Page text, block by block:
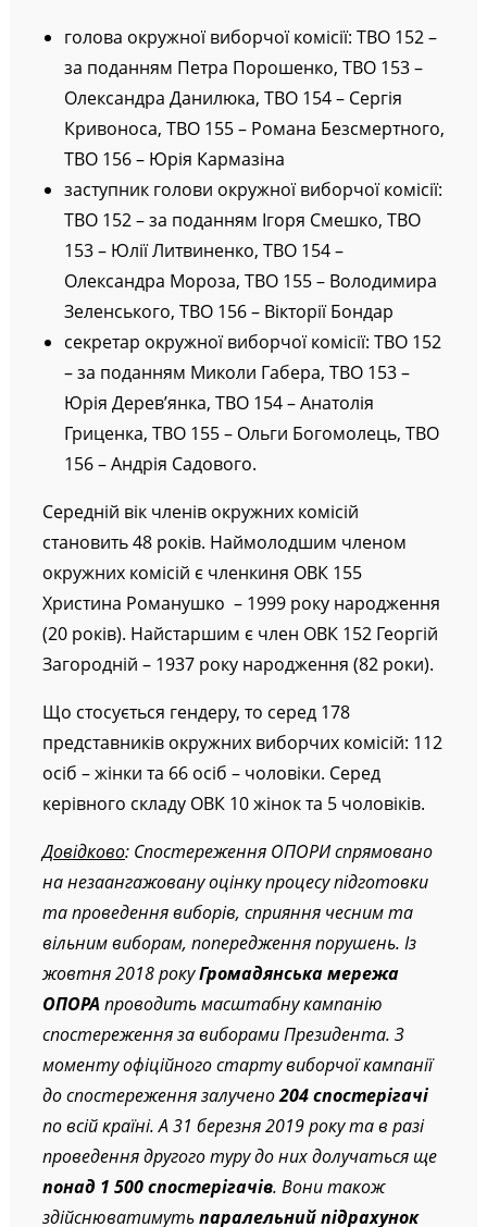
голова окружної виборчої комісії: ТВО 152 –
за поданням Петра Порошенко, ТВО 153 –
Олександра Данилюка, ТВО 154 – Сергія
Кривоноса, ТВО 155 – Романа Безсмертного,
ТВО 156 – Юрія Кармазіна
заступник голови окружної виборчої комісії:
ТВО 152 – за поданням Ігоря Смешко, ТВО
153 – Юлії Литвиненко, ТВО 154 –
Олександра Мороза, ТВО 155 – Володимира
Зеленського, ТВО 156 – Вікторії Бондар
секретар окружної виборчої комісії: ТВО 152
– за поданням Миколи Габера, ТВО 153 –
Юрія Дерев’янка, ТВО 154 – Анатолія
Гриценка, ТВО 155 – Ольги Богомолець, ТВО
156 – Андрія Садового.
Середній вік членів окружних комісій
становить 48 років. Наймолодшим членом
окружних комісій є членкиня ОВК 155
Христина Романушко – 1999 року народження
(20 років). Найстаршим є член ОВК 152 Георгій
Загородній – 1937 року народження (82 роки).
Що стосується гендеру, то серед 178
представників окружних виборчих комісій: 112
осіб – жінки та 66 осіб – чоловіки. Серед
керівного складу ОВК 10 жінок та 5 чоловіків.
Довідково: Спостереження ОПОРИ спрямовано
на незаангажовану оцінку процесу підготовки
та проведення виборів, сприяння чесним та
вільним виборам, попередження порушень. Із
жовтня 2018 рокуГромадянська мережа
ОПОРА проводить масштабну кампанію
спостереження за виборами Президента. З
моменту офіційного старту виборчої кампанії
до спостереження залучено204 спостерігачі
по всій країні. А 31 березня 2019 року та в разі
проведення другого туру до них долучаться ще
понад 1 500 спостерігачів. Вони також
здійснюватимутьпаралельний підрахунок